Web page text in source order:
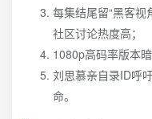
每集结尾留“黑客视
社区讨论热度高；
1080p高码率版本
刘思慕亲自录ID呼
命。